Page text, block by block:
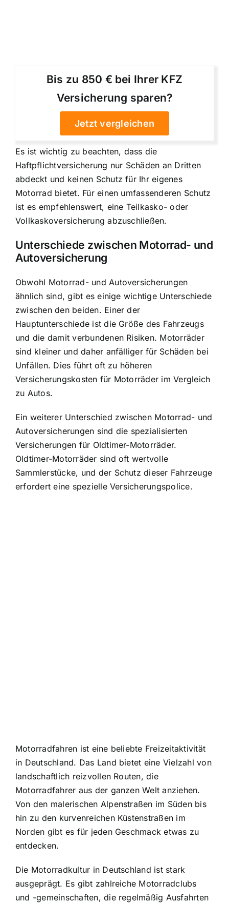
Bis zu 850 € bei Ihrer KFZ
Versicherung sparen?
Jetzt vergleichen
Es ist wichtig zu beachten, dass die
Haftpflichtversicherung nur Schäden an Dritten
abdeckt und keinen Schutz für Ihr eigenes
Motorrad bietet. Für einen umfassenderen Schutz
ist es empfehlenswert, eine Teilkasko- oder
Vollkaskoversicherung abzuschließen.
Unterschiede zwischen Motorrad- und
Autoversicherung
Obwohl Motorrad- und Autoversicherungen
ähnlich sind, gibt es einige wichtige Unterschiede
zwischen den beiden. Einer der
Hauptunterschiede ist die Größe des Fahrzeugs
und die damit verbundenen Risiken. Motorräder
sind kleiner und daher anfälliger für Schäden bei
Unfällen. Dies führt oft zu höheren
Versicherungskosten für Motorräder im Vergleich
zu Autos.
Ein weiterer Unterschied zwischen Motorrad- und
Autoversicherungen sind die spezialisierten
Versicherungen für Oldtimer-Motorräder.
Oldtimer-Motorräder sind oft wertvolle
Sammlerstücke, und der Schutz dieser Fahrzeuge
erfordert eine spezielle Versicherungspolice.
Motorradfahren ist eine beliebte Freizeitaktivität
in Deutschland. Das Land bietet eine Vielzahl von
landschaftlich reizvollen Routen, die
Motorradfahrer aus der ganzen Welt anziehen.
Von den malerischen Alpenstraßen im Süden bis
hin zu den kurvenreichen Küstenstraßen im
Norden gibt es für jeden Geschmack etwas zu
entdecken.
Die Motorradkultur in Deutschland ist stark
ausgeprägt. Es gibt zahlreiche Motorradclubs
und -gemeinschaften, die regelmäßig Ausfahrten